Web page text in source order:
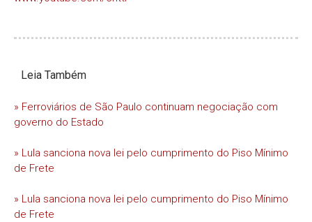
Leia Também
» Ferroviários de São Paulo continuam negociação com
governo do Estado
» Lula sanciona nova lei pelo cumprimento do Piso Mínimo
de Frete
» Lula sanciona nova lei pelo cumprimento do Piso Mínimo
de Frete